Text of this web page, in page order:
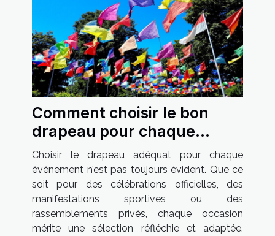
Comment choisir le bon
drapeau pour chaque
occasion ?
Choisir le drapeau adéquat pour chaque
événement n’est pas toujours évident. Que ce
soit pour des célébrations officielles, des
manifestations sportives ou des
rassemblements privés, chaque occasion
mérite une sélection réfléchie et adaptée.